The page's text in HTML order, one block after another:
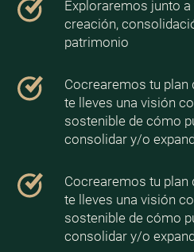
Exploraremos junto
creación,
patrimonio
Cocrearemos tu plan
te lleves una visión
sostenible de cómo
consolidar y/o
Cocrearemos tu plan
te lleves una visión
sostenible de cómo
consolidar y/o